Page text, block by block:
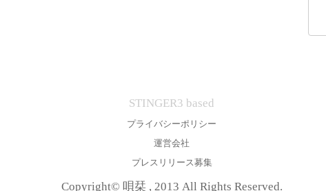
STINGER3 based
プライバシーポリシー
運営会社
プレスリリース募集
Copyright© 唄栞 , 2013 All Rights Reserved.